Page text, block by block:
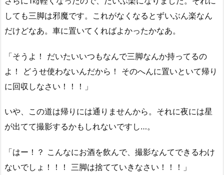
しても三脚は邪魔です。これがなくなるとずいぶん楽なん
だけどなあ。車に置いてくればよかったかなあ。
「そうよ！ だいたいいつもなんで三脚なんか持ってるの
よ！ どうせ使わないんだから！ そのへんに置いといて帰り
に回収しなさい！！！」
いや、この道は帰りには通りませんから。それに夜には星
が出てて撮影するかもしれないですし…。
「はー！？ こんなにお酒を飲んで、撮影なんてできるわけ
ないでしょ！！！ 三脚は捨てていきなさい！！！」